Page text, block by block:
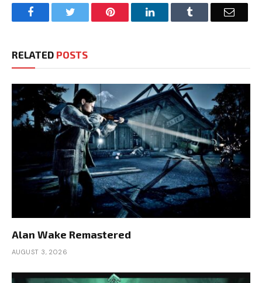
FacebookTwitter Pinterest LinkedInTumblr Email
RELATED POSTS
Alan Wake Remastered
AUGUST 3, 2026